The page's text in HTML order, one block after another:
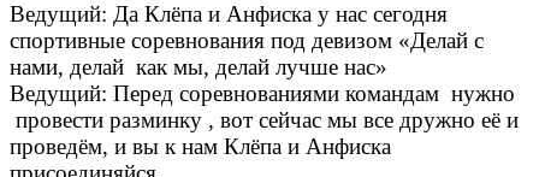
Ведущий: Да Клёпа и Анфиска у нас сегодня
спортивные соревнования под девизом «Делай с
нами, делай как мы, делай лучше нас»
Ведущий: Перед соревнованиями командам нужно
провести разминку , вот сейчас мы все дружно её и
проведём, и вы к нам Клёпа и Анфиска